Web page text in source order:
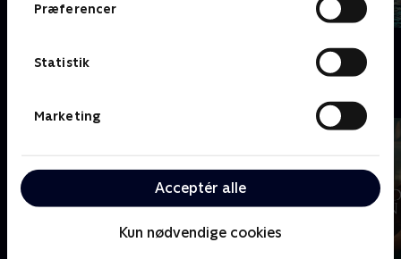
Præferencer
Statistik
Marketing
Acceptér alle
Kun nødvendige cookies